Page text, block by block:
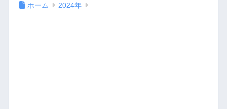
ホーム 2024年